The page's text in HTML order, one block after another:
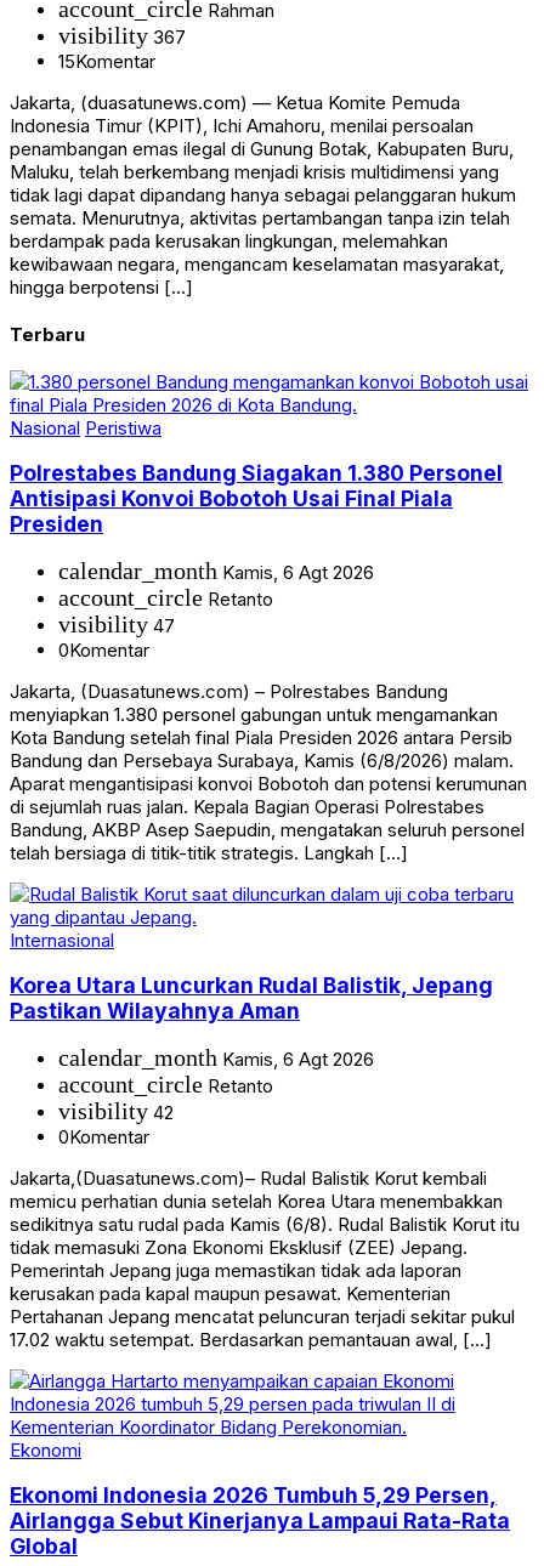
account_circle Rahman
visibility 367
15Komentar
Jakarta, (duasatunews.com) — Ketua Komite Pemuda
Indonesia Timur (KPIT), Ichi Amahoru, menilai persoalan
penambangan emas ilegal di Gunung Botak, Kabupaten Buru,
Maluku, telah berkembang menjadi krisis multidimensi yang
tidak lagi dapat dipandang hanya sebagai pelanggaran hukum
semata. Menurutnya, aktivitas pertambangan tanpa izin telah
berdampak pada kerusakan lingkungan, melemahkan
kewibawaan negara, mengancam keselamatan masyarakat,
hingga berpotensi […]
Terbaru
Nasional Peristiwa
Polrestabes Bandung Siagakan 1.380 Personel
Antisipasi Konvoi Bobotoh Usai Final Piala
Presiden
calendar_month Kamis, 6 Agt 2026
account_circle Retanto
visibility 47
0Komentar
Jakarta, (Duasatunews.com) – Polrestabes Bandung
menyiapkan 1.380 personel gabungan untuk mengamankan
Kota Bandung setelah final Piala Presiden 2026 antara Persib
Bandung dan Persebaya Surabaya, Kamis (6/8/2026) malam.
Aparat mengantisipasi konvoi Bobotoh dan potensi kerumunan
di sejumlah ruas jalan. Kepala Bagian Operasi Polrestabes
Bandung, AKBP Asep Saepudin, mengatakan seluruh personel
telah bersiaga di titik-titik strategis. Langkah […]
Internasional
Korea Utara Luncurkan Rudal Balistik, Jepang
Pastikan Wilayahnya Aman
calendar_month Kamis, 6 Agt 2026
account_circle Retanto
visibility 42
0Komentar
Jakarta,(Duasatunews.com)– Rudal Balistik Korut kembali
memicu perhatian dunia setelah Korea Utara menembakkan
sedikitnya satu rudal pada Kamis (6/8). Rudal Balistik Korut itu
tidak memasuki Zona Ekonomi Eksklusif (ZEE) Jepang.
Pemerintah Jepang juga memastikan tidak ada laporan
kerusakan pada kapal maupun pesawat. Kementerian
Pertahanan Jepang mencatat peluncuran terjadi sekitar pukul
17.02 waktu setempat. Berdasarkan pemantauan awal, […]
Ekonomi
Ekonomi Indonesia 2026 Tumbuh 5,29 Persen,
Airlangga Sebut Kinerjanya Lampaui Rata-Rata
Global